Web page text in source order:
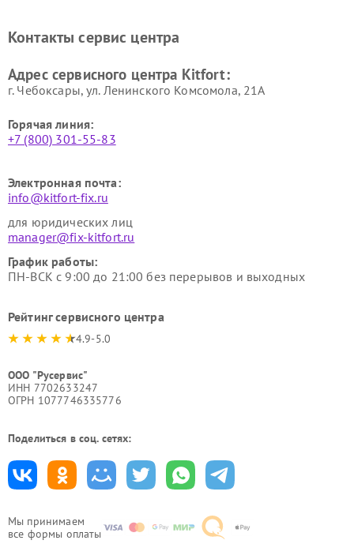
Мы принимаем
все формы оплаты
Kitfort
Kitfort
Kitfort
Kitfort
Контакты сервис центра
Адрес сервисного центра Kitfort:
г. Чебоксары, ул. Ленинского Комсомола, 21А
Горячая линия:
+7 (800) 301-55-83
Электронная почта:
info@kitfort-fix.ru
для юридических лиц
manager@fix-kitfort.ru
График работы:
ПН-ВСК с 9:00 до 21:00 без перерывов и выходных
Рейтинг сервисного центра
4.9-5.0
ООО "Русервис"
ИНН 7702633247
ОГРН 1077746335776
Поделиться в соц. сетях: